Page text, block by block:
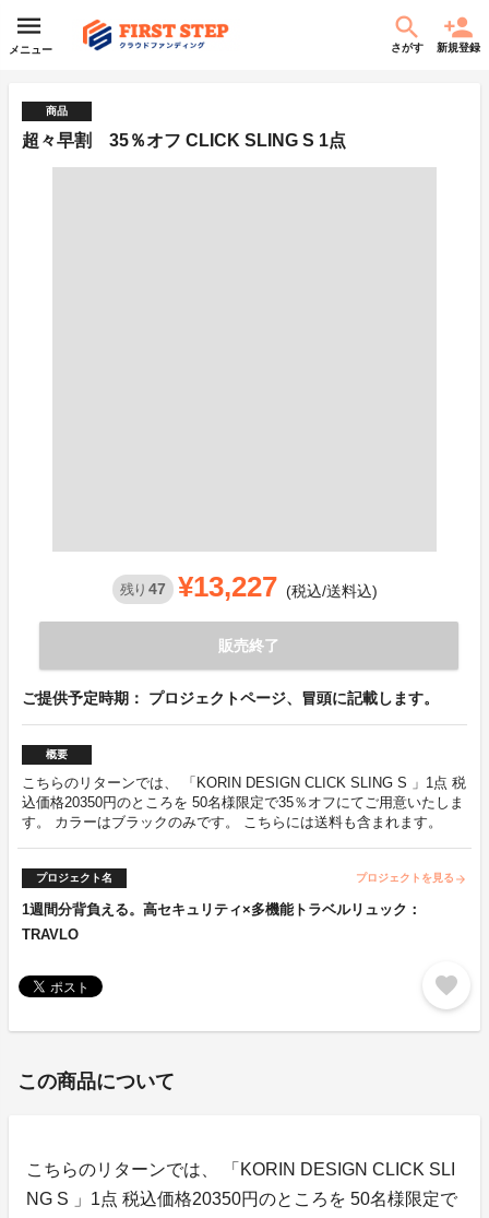
メニュー さがす 新規登録
商品
超々早割 35％オフ CLICK SLING S 1点
残り 47 ¥13,227 (税込/送料込)
販売終了
ご提供予定時期： プロジェクトページ、冒頭に記載します。
概要
こちらのリターンでは、 「KORIN DESIGN CLICK SLING S 」1点 税
込価格20350円のところを 50名様限定で35％オフにてご用意いたしま
す。 カラーはブラックのみです。 こちらには送料も含まれます。
プロジェクト名 プロジェクトを見る arrow_forward
1週間分背負える。高セキュリティ×多機能トラベルリュック：
TRAVLO
favorite
この商品について
こちらのリターンでは、 「KORIN DESIGN CLICK SLI
NG S 」1点 税込価格20350円のところを 50名様限定で